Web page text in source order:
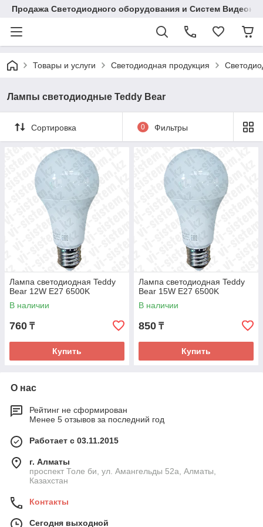
Продажа Светодиодного оборудования и Систем
Товары и услуги Светодиодная продукция
Лампы светодиодные Teddy Bear
Сортировка 0 Фильтры
Лампа светодиодная Teddy
Bear 12W E27 6500K
В наличии
760 ₸
Купить
Лампа светодиодная Teddy
Bear 15W E27 6500K
В наличии
850 ₸
Купить
О нас
Рейтинг не сформирован
Менее 5 отзывов за последний год
Работает с 03.11.2015
г. Алматы
проспект Толе би, ул. Амангельды 52а, Алматы,
Казахстан
Контакты
Сегодня выходной